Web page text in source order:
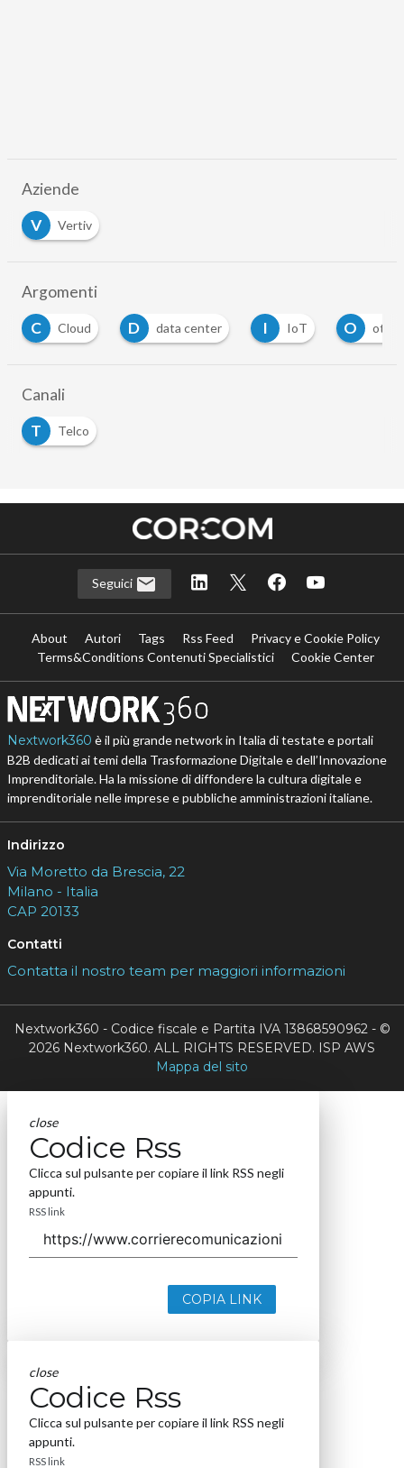
Aziende
V
Vertiv
Argomenti
D data center I IoT O ott T telco
Canali
T
Telco
Seguici
About Autori Tags Rss Feed
Privacy e Cookie Policy
Terms&Conditions Contenuti Specialistici
Cookie Center
Nextwork360 è il più grande network in Italia di testate e portali
B2B dedicati ai temi della Trasformazione Digitale e dell’Innovazione
Imprenditoriale. Ha la missione di diffondere la cultura digitale e
imprenditoriale nelle imprese e pubbliche amministrazioni italiane.
Indirizzo
Via Moretto da Brescia, 22
Milano - Italia
CAP 20133
Contatti
Contatta il nostro team per maggiori informazioni
Nextwork360 - Codice fiscale e Partita IVA 13868590962 - ©
2026 Nextwork360. ALL RIGHTS RESERVED. ISP AWS
Mappa del sito
close
Codice Rss
Clicca sul pulsante per copiare il link RSS negli
appunti.
RSS link
COPIA LINK
close
Codice Rss
Clicca sul pulsante per copiare il link RSS negli
appunti.
RSS link